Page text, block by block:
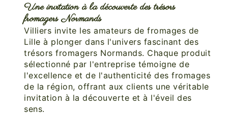
Une invitation à la découverte des trésors
fromagers Normands
Villiers invite les amateurs de fromages de
Lille à plonger dans l'univers fascinant des
trésors fromagers Normands. Chaque produit
sélectionné par l'entreprise témoigne de
l'excellence et de l'authenticité des fromages
de la région, offrant aux clients une véritable
invitation à la découverte et à l'éveil des
sens.